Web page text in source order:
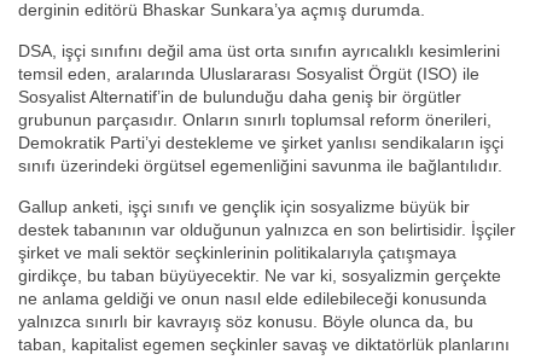
derginin editörü Bhaskar Sunkara’ya açmış durumda.
DSA, işçi sınıfını değil ama üst orta sınıfın ayrıcalıklı kesimlerini
temsil eden, aralarında Uluslararası Sosyalist Örgüt (ISO) ile
Sosyalist Alternatif’in de bulunduğu daha geniş bir örgütler
grubunun parçasıdır. Onların sınırlı toplumsal reform önerileri,
Demokratik Parti’yi destekleme ve şirket yanlısı sendikaların işçi
sınıfı üzerindeki örgütsel egemenliğini savunma ile bağlantılıdır.
Gallup anketi, işçi sınıfı ve gençlik için sosyalizme büyük bir
destek tabanının var olduğunun yalnızca en son belirtisidir. İşçiler
şirket ve mali sektör seçkinlerinin politikalarıyla çatışmaya
girdikçe, bu taban büyüyecektir. Ne var ki, sosyalizmin gerçekte
ne anlama geldiği ve onun nasıl elde edilebileceği konusunda
yalnızca sınırlı bir kavrayış söz konusu. Böyle olunca da, bu
taban, kapitalist egemen seçkinler savaş ve diktatörlük planlarını